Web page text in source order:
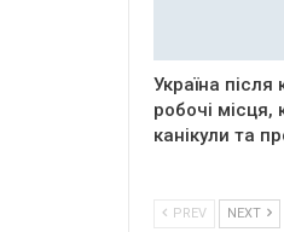
Україна після
робочі місця,
канікули та
PREV NEXT